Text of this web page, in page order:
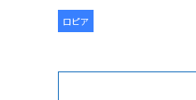
ロピア